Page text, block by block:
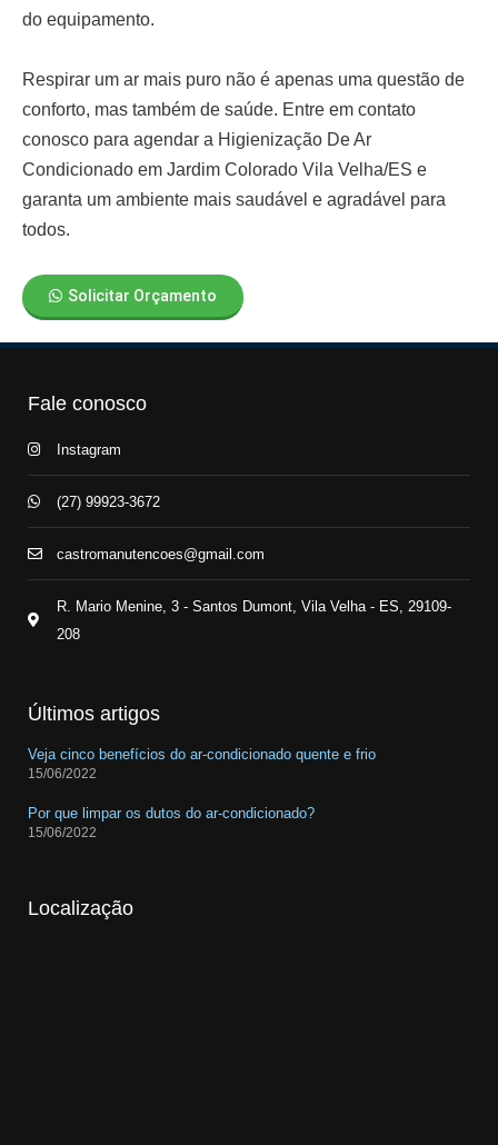
do equipamento.
Respirar um ar mais puro não é apenas uma questão de
conforto, mas também de saúde. Entre em contato
conosco para agendar a Higienização De Ar
Condicionado em Jardim Colorado Vila Velha/ES e
garanta um ambiente mais saudável e agradável para
todos.
Solicitar Orçamento
Fale conosco
Instagram
(27) 99923-3672
castromanutencoes@gmail.com
R. Mario Menine, 3 - Santos Dumont, Vila Velha - ES, 29109-
208
Últimos artigos
Veja cinco benefícios do ar-condicionado quente e frio
15/06/2022
Por que limpar os dutos do ar-condicionado?
15/06/2022
Localização